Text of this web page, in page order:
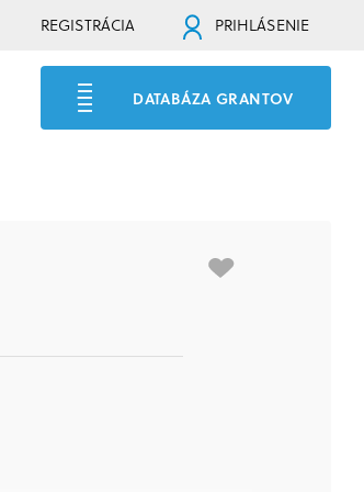
REGISTRÁCIA PRIHLÁSENIE
DATABÁZA GRANTOV